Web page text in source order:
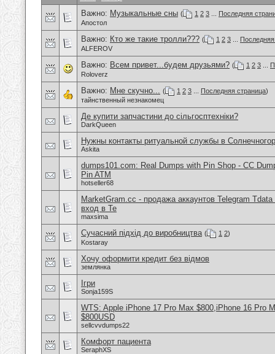
Важно: Музыкальные сны ( 1 2 3
Последняя
Апостол
Важно: Кто же такие тролли??? ( 1 2 3
ALFEROV
Важно: Всем привет...будем друзьями? ( 1 2 3
Roloverz
Важно: Мне скучно... ( 1 2 3 Последняя страница)
тайнственный незнакомец
Де купити запчастини до сільгосптехніки?
DarkQueen
Нужны контакты ритуальной службы в
Askita
dumps101.com: Real Dumps with Pin Shop - CC
Pin ATM
hotseller68
MarketGram.cc - продажа аккаунтов Telegram
вход в Te
maxsima
Сучасний підхід до виробництва ( 1 2)
Kostaray
Хочу оформити кредит без відмов
землянка
Ігри
Sonja159S
WTS: Apple iPhone 17 Pro Max $800,iPhone 16 Pro
$800USD
sellcvvdumps22
Комфорт пациента
SeraphXS